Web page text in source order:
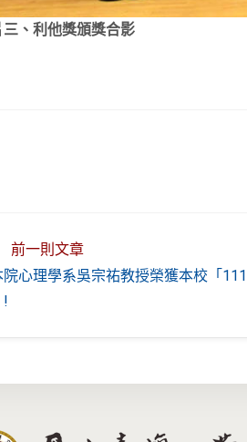
三、利他獎頒獎合影
前一則文章
院心理學系吳宗祐教授榮獲本校「
!